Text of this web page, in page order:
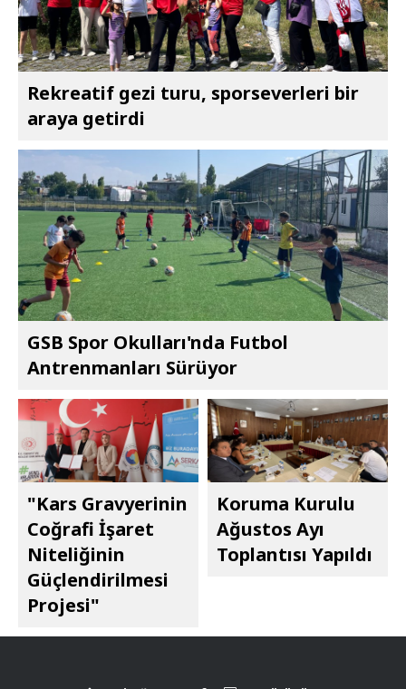
Rekreatif gezi turu, sporseverleri bir
araya getirdi
GSB Spor Okulları'nda Futbol
Antrenmanları Sürüyor
"Kars Gravyerinin
Coğrafi İşaret
Niteliğinin
Güçlendirilmesi
Projesi"
Koruma Kurulu
Ağustos Ayı
Toplantısı Yapıldı